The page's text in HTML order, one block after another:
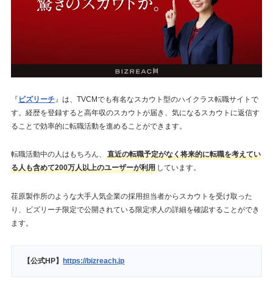
『 ビズリーチ』は、TVCMでも有名なスカウト型のハイクラス転職サイトで
す。経歴を登録すると高年収のスカウトが届き、気になるスカウトに返信す
ることで効率的に転職活動を進めることができます。
転職活動中の人はもちろん、
直近の転職予定がなく将来的に転職を考えてい
る人も含めて200万人以上のユーザーが利用しています。
荏原製作所のような大手人気企業の採用担当者からスカウトを受け取った
り、ビズリーチ限定で公開されている限定求人の詳細を確認することができ
ます。
【公式HP】 https://bizreach.jp